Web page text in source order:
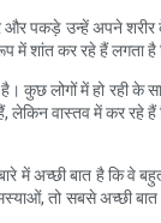
और पकड़े उन्हें अपने
शांत कर रहे हैं लगता
लोगों में हो रही के
वास्तव में कर रहे
अच्छी बात है कि वे
तो सबसे अच्छी